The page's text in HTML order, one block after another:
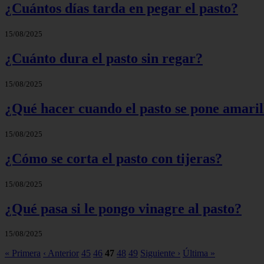
¿Cuántos días tarda en pegar el pasto?
15/08/2025
¿Cuánto dura el pasto sin regar?
15/08/2025
¿Qué hacer cuando el pasto se pone
15/08/2025
¿Cómo se corta el pasto con tijeras?
15/08/2025
¿Qué pasa si le pongo vinagre al pasto?
15/08/2025
« Primera ‹ Anterior 45 46 47 48 49 Siguiente › Última »